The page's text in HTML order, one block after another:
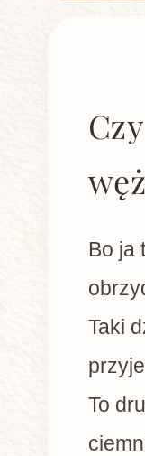
Bo ja
Taki
To